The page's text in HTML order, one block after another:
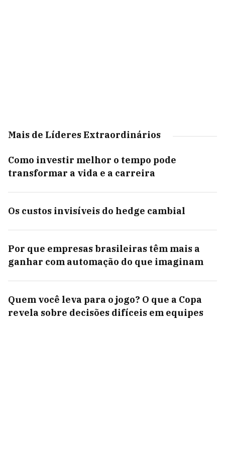
Mais de Líderes Extraordinários
Como investir melhor o tempo pode
transformar a vida e a carreira
Os custos invisíveis do hedge cambial
Por que empresas brasileiras têm mais a
ganhar com automação do que imaginam
Quem você leva para o jogo? O que a Copa
revela sobre decisões difíceis em equipes